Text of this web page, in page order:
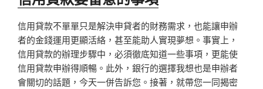
信用貸款不單單只是解決申貸者的財務需求，也能讓申辦
者的金錢運用更顯活絡，甚至能助人實現夢想。事實上，
信用貸款的辦理步驟中，必須徹底知道一些事項，更能使
信用貸款申辦得順暢。此外，銀行的選擇我想也是申辦者
會關切的話題，今天一併告訴您。接著，就帶您一同揭密